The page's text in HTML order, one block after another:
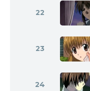
22
23
24